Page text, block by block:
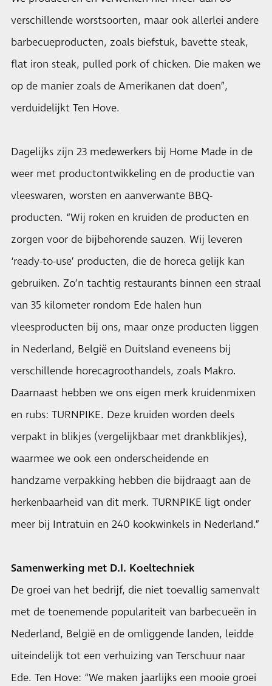
verschillende worstsoorten, maar ook allerlei andere
barbecueproducten, zoals biefstuk, bavette steak,
flat iron steak, pulled pork of chicken. Die maken we
op de manier zoals de Amerikanen dat doen”,
verduidelijkt Ten Hove.
Dagelijks zijn 23 medewerkers bij Home Made in de
weer met productontwikkeling en de productie van
vleeswaren, worsten en aanverwante BBQ-
producten. “Wij roken en kruiden de producten en
zorgen voor de bijbehorende sauzen. Wij leveren
‘ready-to-use’ producten, die de horeca gelijk kan
gebruiken. Zo’n tachtig restaurants binnen een straal
van 35 kilometer rondom Ede halen hun
vleesproducten bij ons, maar onze producten liggen
in Nederland, België en Duitsland eveneens bij
verschillende horecagroothandels, zoals Makro.
Daarnaast hebben we ons eigen merk kruidenmixen
en rubs: TURNPIKE. Deze kruiden worden deels
verpakt in blikjes (vergelijkbaar met drankblikjes),
waarmee we ook een onderscheidende en
handzame verpakking hebben die bijdraagt aan de
herkenbaarheid van dit merk. TURNPIKE ligt onder
meer bij Intratuin en 240 kookwinkels in Nederland.”
Samenwerking met D.I. Koeltechniek
De groei van het bedrijf, die niet toevallig samenvalt
met de toenemende populariteit van barbecueën in
Nederland, België en de omliggende landen, leidde
uiteindelijk tot een verhuizing van Terschuur naar
Ede. Ten Hove: “We maken jaarlijks een mooie groei